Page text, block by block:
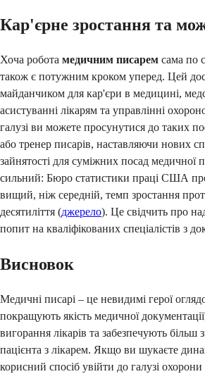
Кар'єрне зростання та
Хоча робота медичним писарем сама по
також є потужним кроком уперед. Цей
майданчиком для кар'єри в медицині,
асистуванні лікарям та управлінні
галузі ви можете просунутися до таких
або тренер писарів, наставляючи нових
зайнятості для суміжних посад медичної
сильний: Бюро статистики праці США
вищий, ніж середній, темп зростання
десятиліття (джерело). Це свідчить про
попит на кваліфікованих спеціалістів з
Висновок
Медичні писарі – це невидимі герої
покращують якість медичної
вигорання лікарів та забезпечують більш
пацієнта з лікарем. Якщо ви шукаєте
корисний спосіб увійти до галузі